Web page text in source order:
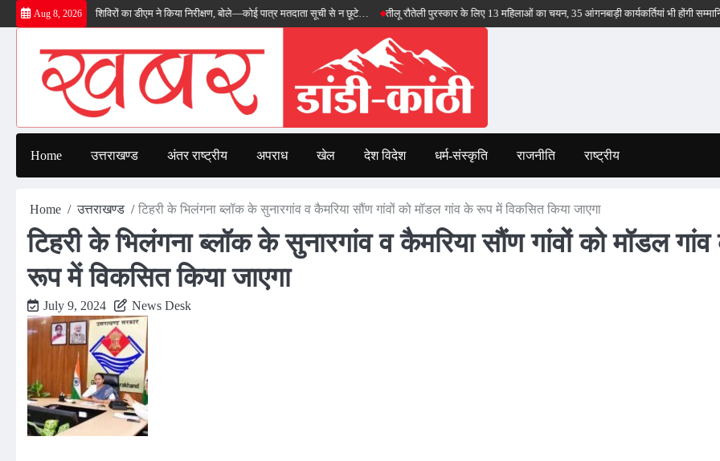
Skip
to
Aug 8, 2026
एसआईआर शिविरों का डीएम ने किया निरीक्षण, बोले—कोई पात्र मतदाता सूची से न छूटे… तीलू रौतेली पुरस्कार के लिए 13 महिलाओं का चयन, 35 आंगनबाड़ी कार्यकर्तियां भी होंगी सम्मानित…
Home उत्तराखण्ड अंतर राष्ट्रीय अपराध खेल देश विदेश धर्म-संस्कृति राजनीति राष्ट्रीय
Home उत्तराखण्ड टिहरी के भिलंगना ब्लॉक के सुनारगांव व कैमरिया सौंण गांवों को मॉडल गांव के रूप में विकसित किया जाएगा
टिहरी के भिलंगना ब्लॉक के सुनारगांव व कैमरिया सौंण गांवों को मॉडल
रूप में विकसित किया जाएगा
July 9, 2024 News Desk